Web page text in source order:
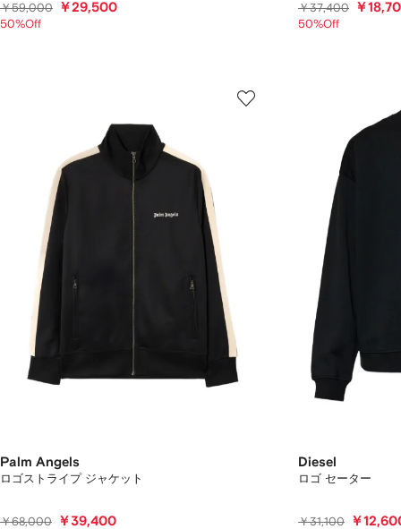
￥59,000 ￥29,500
50%Off
￥37,400 ￥
50%Off
Palm Angels
ロゴストライプ ジャケット
￥68,000 ￥39,400
Diesel
ロゴ セーター
￥31,100 ￥